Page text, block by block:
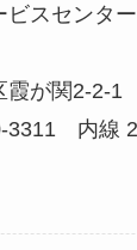
スセンタ
霞が関2-2-1
3311 内線